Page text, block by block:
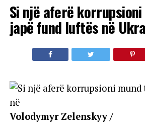
Si një aferë korrupsioni
japë fund luftës në
Volodymyr Zelenskyy /